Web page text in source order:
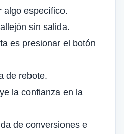
algo específico.
sin salida.
es presionar el botón
de rebote.
la confianza en la
de conversiones e